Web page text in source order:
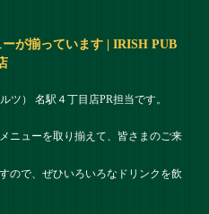
が揃っています | IRISH PUB
ツ） 名駅４丁目店PR担当です。
ニューを取り揃えて、皆さまのご来
ので、ぜひいろいろなドリンクを飲